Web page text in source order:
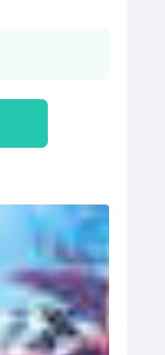
界无尽探索的
烦恼！